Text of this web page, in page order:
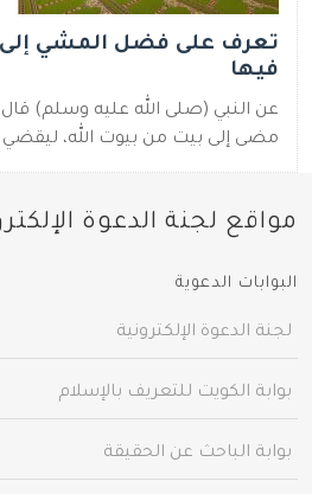
تعرف على فضل المشي إلى
فيها
عن النبي (صلى الله عليه وسلم)
مضى إلى بيت من بيوت الله،
مواقع لجنة الدعوة
البوابات الدعوية
لجنة الدعوة الإلكترونية
بوابة الكويت للتعريف بالإسلام
بوابة الباحث عن الحقيقة